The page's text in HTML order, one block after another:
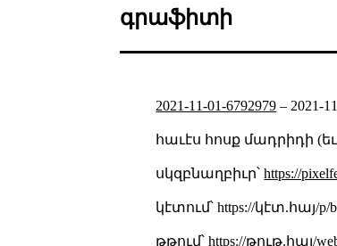
գրաֆիտի
2021-11-01-6792979 – 2021-
հաւէս հոսք մադրիդի
սկզբնաղբիւր՝https://
կէտում՝ https://կէտ.հայ/p/
թթում՝ https://թութ.հայ/